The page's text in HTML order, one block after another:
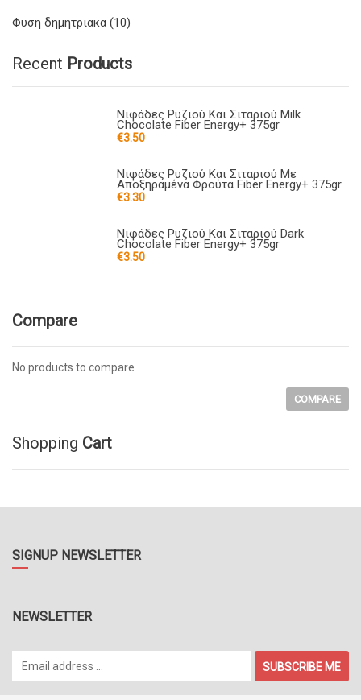
Φυση δημητριακα (10)
Recent Products
Νιφάδες Ρυζιού Και Σιταριού Milk
Chocolate Fiber Energy+ 375gr
€3.50
Νιφάδες Ρυζιού Και Σιταριού Με
Αποξηραμένα Φρούτα Fiber Energy+ 375gr
€3.30
Νιφάδες Ρυζιού Και Σιταριού Dark
Chocolate Fiber Energy+ 375gr
€3.50
Compare
No products to compare
COMPARE
Shopping Cart
SIGNUP NEWSLETTER
NEWSLETTER
SUBSCRIBE ME